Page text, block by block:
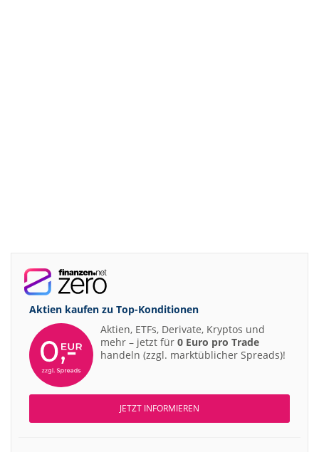
Aktien kaufen zu Top-Konditionen
Aktien, ETFs, Derivate, Kryptos und
mehr – jetzt für 0 Euro pro Trade
handeln (zzgl. marktüblicher Spreads)!
JETZT INFORMIEREN